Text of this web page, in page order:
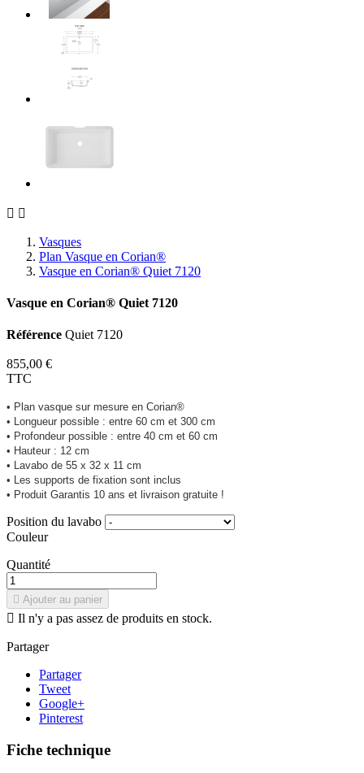
 
Vasques
Plan Vasque en Corian®
Vasque en Corian® Quiet 7120
Vasque en Corian® Quiet 7120
Référence Quiet 7120
855,00 €
TTC
• Plan vasque sur mesure en Corian®
• Longueur possible : entre 60 cm et 300 cm
• Profondeur possible : entre 40 cm et 60 cm
• Hauteur : 12 cm
• Lavabo de 55 x 32 x 11 cm
• Les supports de fixation sont inclus
• Produit Garantis 10 ans et livraison gratuite !
Position du lavabo
Couleur
Quantité
 Ajouter au panier
 Il n'y a pas assez de produits en stock.
Partager
Partager
Tweet
Google+
Pinterest
Fiche technique